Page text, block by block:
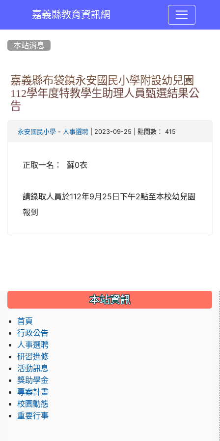
嘉義縣教育資訊網
本站消息
嘉義縣布袋鎮永安國民小學附設幼兒園
112學年度特教學生助理人員甄選結果公
告
永安國民小學 - 人事選聘 | 2023-09-25 | 點閱數： 415
正取一名： 蘇0衣
請錄取人員於112年9月25日下午2點至本校幼兒園
報到
::: 本站資訊
首頁
行政公告
人事選聘
研習進修
活動訊息
獎助學金
專案計畫
校園動態
重要行事